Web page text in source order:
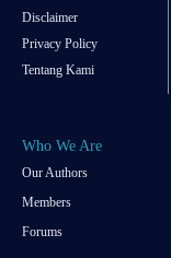
Disclaimer
Privacy Policy
Tentang Kami
Who We Are
Our Authors
Members
Forums